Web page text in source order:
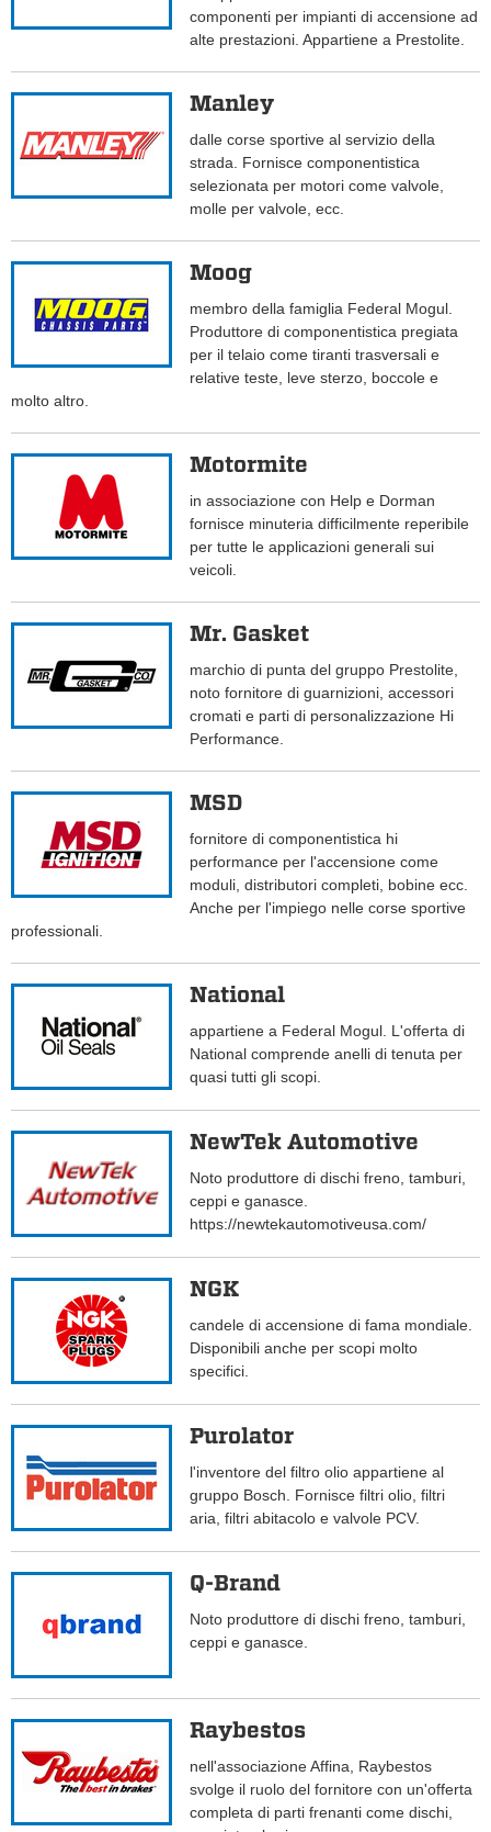
componenti per impianti di accensione ad
alte prestazioni. Appartiene a Prestolite.
Manley
dalle corse sportive al servizio della
strada. Fornisce componentistica
selezionata per motori come valvole,
molle per valvole, ecc.
Moog
membro della famiglia Federal Mogul.
Produttore di componentistica pregiata
per il telaio come tiranti trasversali e
relative teste, leve sterzo, boccole e
molto altro.
Motormite
in associazione con Help e Dorman
fornisce minuteria difficilmente reperibile
per tutte le applicazioni generali sui
veicoli.
Mr. Gasket
marchio di punta del gruppo Prestolite,
noto fornitore di guarnizioni, accessori
cromati e parti di personalizzazione Hi
Performance.
MSD
fornitore di componentistica hi
performance per l'accensione come
moduli, distributori completi, bobine ecc.
Anche per l'impiego nelle corse sportive
professionali.
National
appartiene a Federal Mogul. L'offerta di
National comprende anelli di tenuta per
quasi tutti gli scopi.
NewTek Automotive
Noto produttore di dischi freno, tamburi,
ceppi e ganasce.
https://newtekautomotiveusa.com/
NGK
candele di accensione di fama mondiale.
Disponibili anche per scopi molto
specifici.
Purolator
l'inventore del filtro olio appartiene al
gruppo Bosch. Fornisce filtri olio, filtri
aria, filtri abitacolo e valvole PCV.
Q-Brand
Noto produttore di dischi freno, tamburi,
ceppi e ganasce.
Raybestos
nell'associazione Affina, Raybestos
svolge il ruolo del fornitore con un'offerta
completa di parti frenanti come dischi,